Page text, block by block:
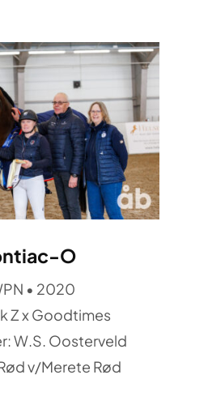
O
• 2020
Z x Goodtimes
W.S. Oosterveld
v/Merete Rød